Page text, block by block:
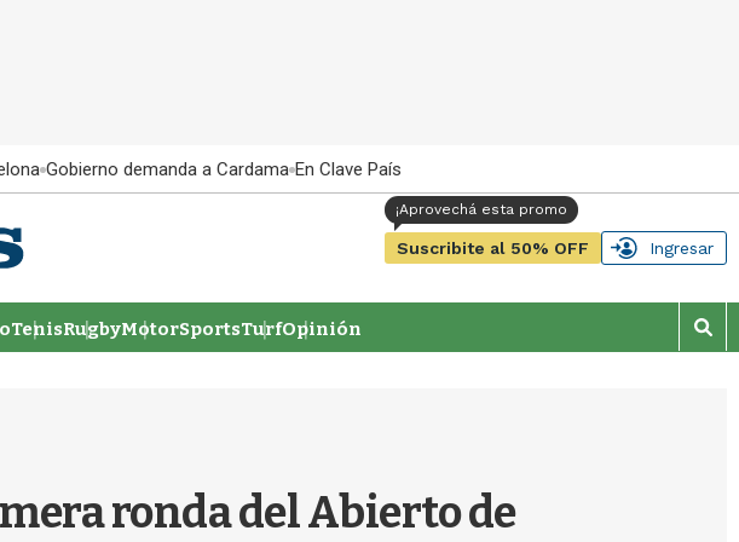
Gobierno demanda a Cardama En Clave País
Suscribite al 50% OFF Ingresar
TenisRugbyMotorSportsTurfOpinión
M
o
ronda del Abierto de